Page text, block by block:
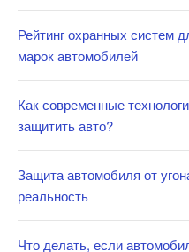
Рейтинг охранных систем
марок автомобилей
Как современные
защитить авто?
Защита автомобиля от
реальность
Что делать, если